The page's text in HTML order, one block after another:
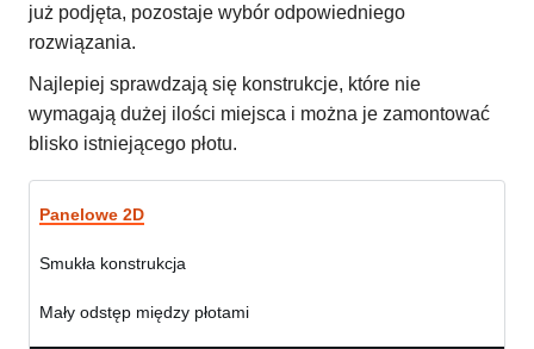
już podjęta, pozostaje wybór odpowiedniego
rozwiązania.
Najlepiej sprawdzają się konstrukcje, które nie
wymagają dużej ilości miejsca i można je zamontować
blisko istniejącego płotu.
Panelowe 2D
Smukła konstrukcja
Mały odstęp między płotami